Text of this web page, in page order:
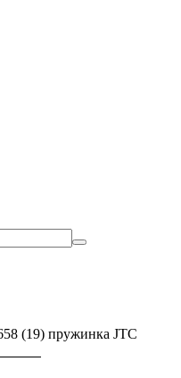
(19) пружинка JTC